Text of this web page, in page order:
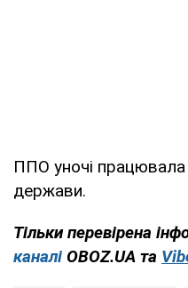
ППО уночі
держави.
Тільки перевірена
каналі OBOZ.UA та